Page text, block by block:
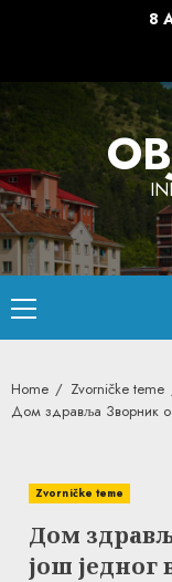
8
Primary
Menu
Home
Zvorničke teme
Дом здравља Зворник
Zvorničke teme
Дом
још једног